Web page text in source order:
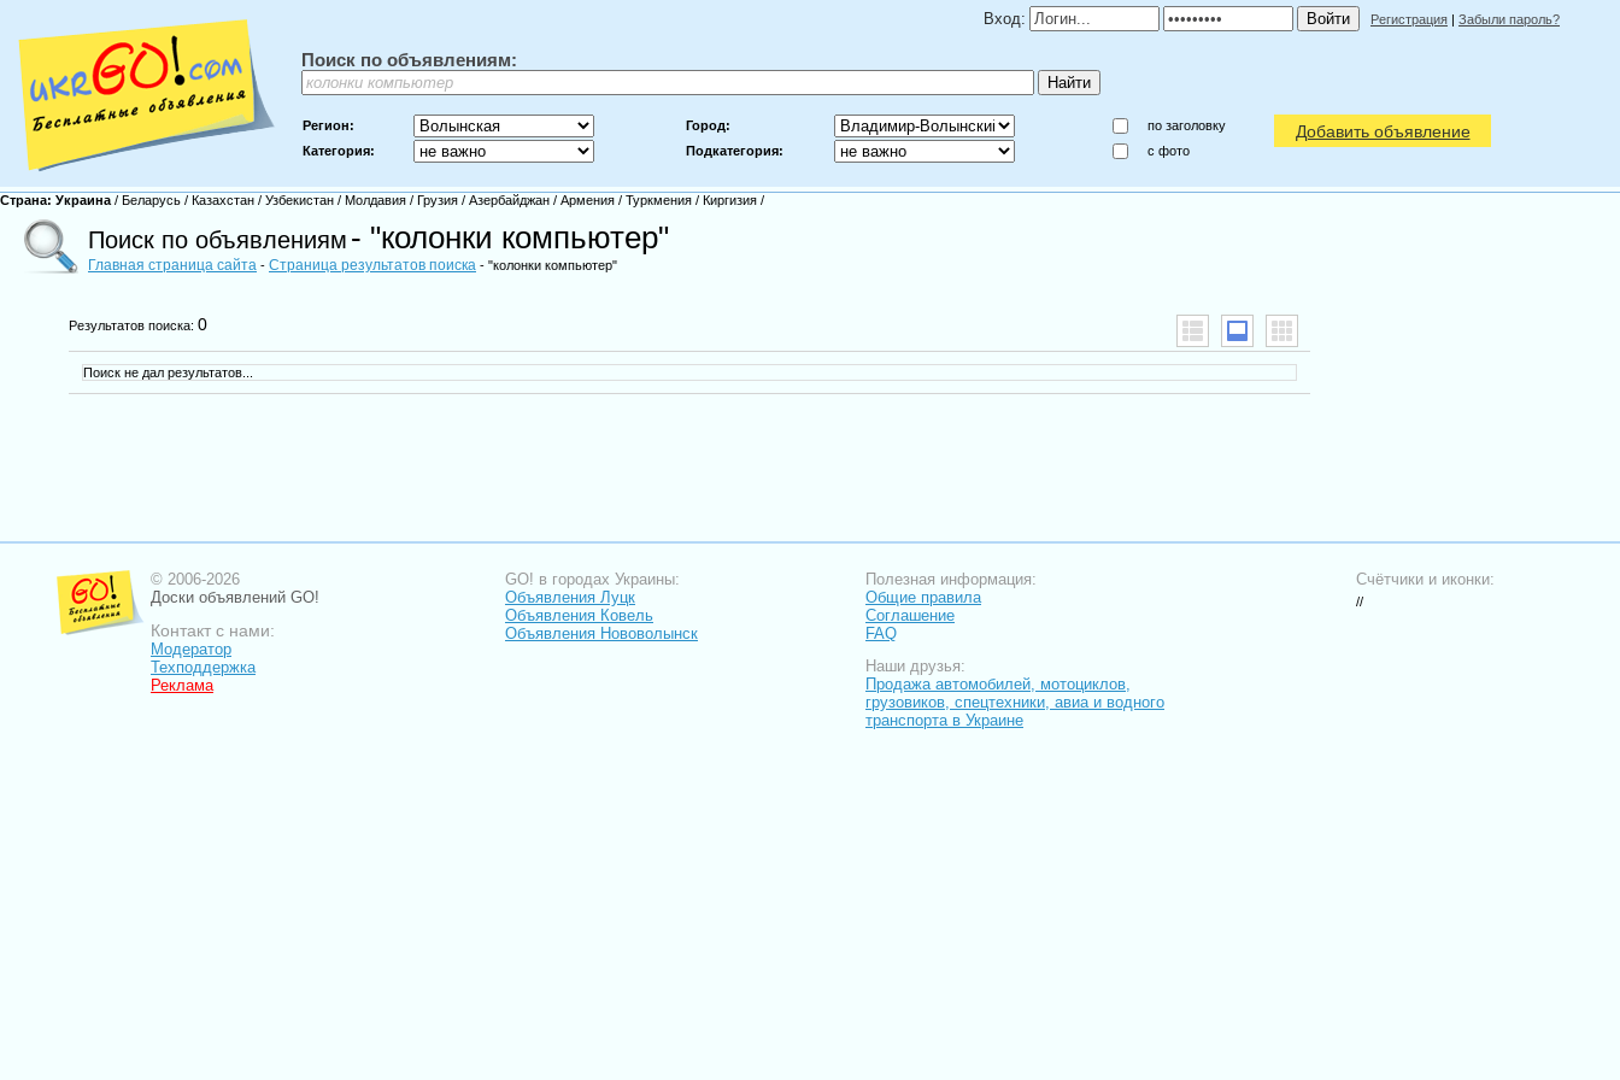
Вход: Регистрация | Забыли пароль?
Поиск по объявлениям:
Регион: Город:
по заголовку
Категория:
Подкатегория: c фото
Добавить объявление
Страна: Украина / Беларусь / Казахстан / Узбекистан / Молдавия / Грузия / Азербайджан / Армения / Туркмения / Киргизия /
Поиск по объявлениям - "колонки компьютер"
Главная страница сайта - Страница результатов поиска - "колонки компьютер"
Результатов поиска:0
Поиск не дал результатов...
© 2006-2026
Доски объявлений GO!
Контакт с нами:
Модератор
Техподдержка
Реклама
GO! в городах Украины:
Объявления Луцк
Объявления Ковель
Объявления Нововолынск
Полезная информация:
Общие правила
Соглашение
FAQ
Наши друзья:
Продажа автомобилей, мотоциклов,
грузовиков, спецтехники, авиа и водного
транспорта в Украине
Счётчики и иконки:
//